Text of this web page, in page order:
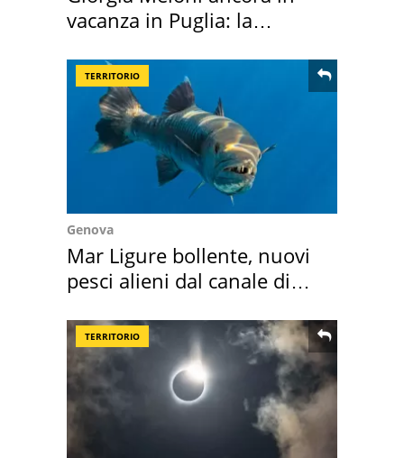
vacanza in Puglia: la
TERRITORIO
Genova
Mar Ligure bollente, nuovi
pesci alieni dal canale di
TERRITORIO